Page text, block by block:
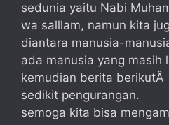
sedunia yaitu Nabi
wa salllam, namun kita
diantara manusia-
ada manusia yang masih
kemudian berita
sedikit pengurangan.
semoga kita bisa